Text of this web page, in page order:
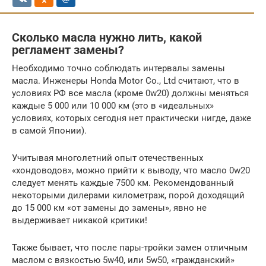
Сколько масла нужно лить, какой
регламент замены?
Необходимо точно соблюдать интервалы замены
масла. Инженеры Honda Motor Co., Ltd считают, что в
условиях РФ все масла (кроме 0w20) должны меняться
каждые 5 000 или 10 000 км (это в «идеальных»
условиях, которых сегодня нет практически нигде, даже
в самой Японии).
Учитывая многолетний опыт отечественных
«хондоводов», можно прийти к выводу, что масло 0w20
следует менять каждые 7500 км. Рекомендованный
некоторыми дилерами километраж, порой доходящий
до 15 000 км «от замены до замены», явно не
выдерживает никакой критики!
Также бывает, что после пары-тройки замен отличным
маслом с вязкостью 5w40, или 5w50, «гражданский»